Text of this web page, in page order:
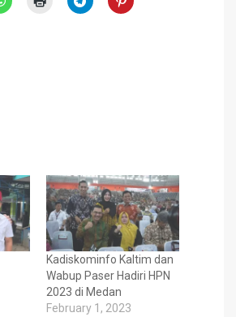
Kadiskominfo Kaltim dan
Wabup Paser Hadiri HPN
2023 di Medan
February 1, 2023